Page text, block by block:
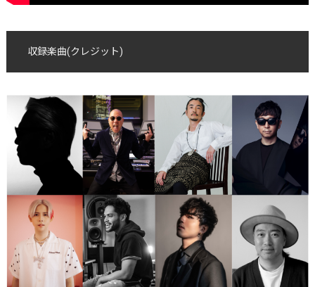
収録楽曲(クレジット)